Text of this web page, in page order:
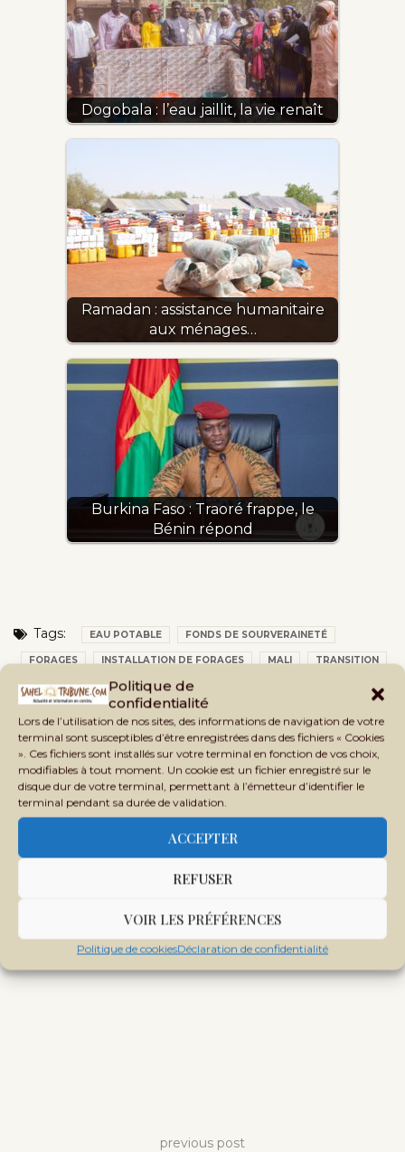
Politique de
confidentialité
Lors de l’utilisation de nos sites, des informations de navigation de votre
terminal sont susceptibles d’être enregistrées dans des fichiers « Cookies
». Ces fichiers sont installés sur votre terminal en fonction de vos choix,
modifiables à tout moment. Un cookie est un fichier enregistré sur le
disque dur de votre terminal, permettant à l’émetteur d’identifier le
terminal pendant sa durée de validation.
ACCEPTER
REFUSER
VOIR LES PRÉFÉRENCES
Politique de cookiesDéclaration de confidentialité
Dogobala : l’eau jaillit, la vie renaît
Ramadan : assistance humanitaire
aux ménages…
Burkina Faso : Traoré frappe, le
Bénin répond
Tags: EAU POTABLE FONDS DE SOURVERAINETÉ
FORAGES INSTALLATION DE FORAGES MALI TRANSITION
previous post